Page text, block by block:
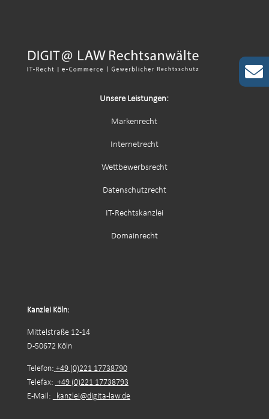
Unsere Leistungen:
Markenrecht
Internetrecht
Wettbewerbsrecht
Datenschutzrecht
IT-Rechtskanzlei
Domainrecht
Kanzlei Köln:
Mittelstraße 12-14
D-50672 Köln
Telefon: +49 (0)221 17738790
Telefax: +49 (0)221 17738793
E-Mail:
kanzlei@digita-law.de